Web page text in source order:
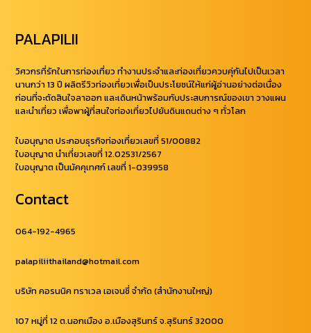
PALAPILII
วิศวกรที่รักในการท่องเที่ยว ทำงานประจำและท่องเที่ยวควบคุ่กันไปเป็นเวลา
นานกว่า 13 ปี ผลิตรีวิวท่องเที่ยวเพื่อเป็นประโยชน์ให้แก่ผู้อ่านอย่างต่อเนื่อง
ก่อนที่จะตัดสินใจลาออก และเดินหน้าพร้อมกับประสบการณ์ของเขา วางแผน
และนำเที่ยว เพื่อพาผู้ที่สนใจท่องเที่ยวไปยันดินแดนต่าง ๆ ทั่วโลก
ใบอนุญาต ประกอบธุรกิจท่องเที่ยวเลขที่ 51/00882
ใบอนุญาต นำเที่ยวเลขที่ 12.02531/2567
ใบอนุญาต เป็นมัคคุเทศก์ เลขที่ 1-039958
Contact
064-192-4965
palapiliithailand@hotmail.com
บริษัท คอรนนิค ทราเวล เอเจนซี่ จำกัด (สำนักงานใหญ่)
107 หมู่ที่ 12 ต.นอกเมือง อ.เมืองสุรินทร์ จ.สุรินทร์ 32000